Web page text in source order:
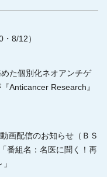
8/12）
た個別化ネオアンチゲ
Anticancer Research』
画配信のお知らせ（ＢＳ
番組名：名医に聞く！再